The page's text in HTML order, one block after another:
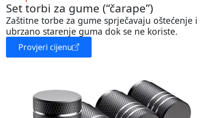
Set torbi za gume (“čarape”)
Zaštitne torbe za gume sprječavaju oštećenje i
ubrzano starenje guma dok se ne koriste.
Provjeri cijenu